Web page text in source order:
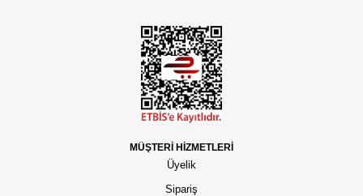
MÜŞTERİ HİZMETLERİ
Üyelik
Sipariş